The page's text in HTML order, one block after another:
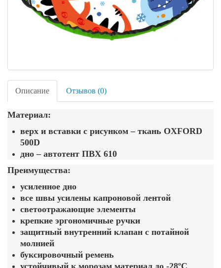
Описание Отзывов (0)
Материал:
верх и вставки с рисунком – ткань OXFORD
500D
дно – автотент ПВХ 610
Преимущества:
усиленное дно
все швы усилены капроновой лентой
светоотражающие элементы
крепкие эргономичные ручки
защитный внутренний клапан с потайной
молнией
буксировочный ремень
устойчивый к морозам материал до -28ºС